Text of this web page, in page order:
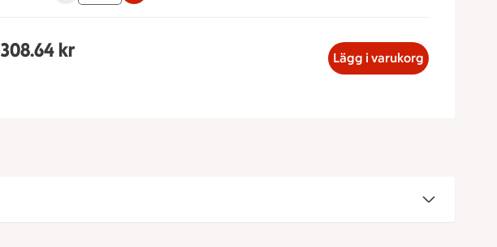
Totalt 1 stycken Lyxbuffé fläskfilé, 308.64 kronor
308.64 kr Lägg i varukorg